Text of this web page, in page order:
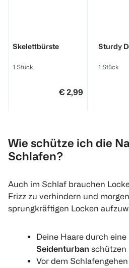
Skelettbürste
1 Stück
€ 2,99
Sturdy
1 Stück
Bali Curls by Hank Ge
Definierendes
Lockengel
Bali Curls by
Wie schütze ich die
Schlafen?
Auch im Schlaf brauchen
Frizz zu verhindern und
sprungkräftigen Locken
Deine Haare durch eine
Seidenturban schützen
Vor dem